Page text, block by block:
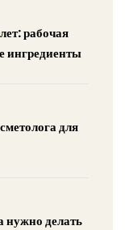
рабочая
ингредиенты
для
нужно делать